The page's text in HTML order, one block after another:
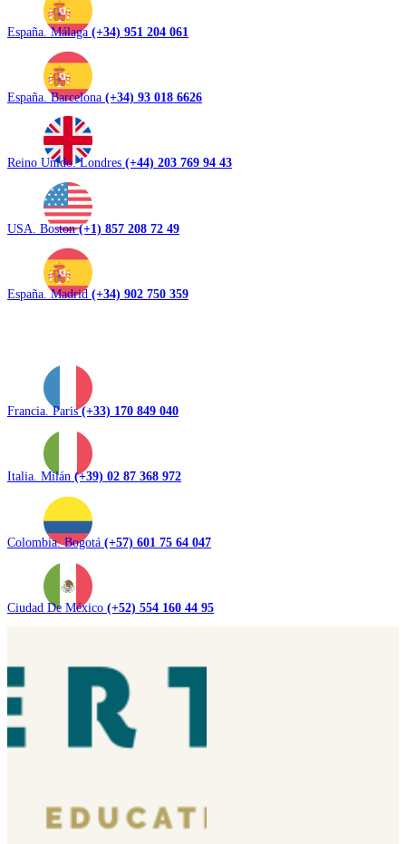
España. Málaga (+34) 951 204 061
España. Barcelona (+34) 93 018 6626
Reino Unido. Londres (+44) 203 769 94 43
USA. Boston(+1) 857 208 72 49
España. Madrid (+34) 902 750 359
Francia. Paris(+33) 170 849 040
Italia. Milán (+39) 02 87 368 972
Colombia. Bogotá (+57) 601 75 64 047
Ciudad De México (+52) 554 160 44 95